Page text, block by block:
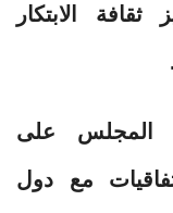
ثقافة الابتكار
المجلس على
مع دول